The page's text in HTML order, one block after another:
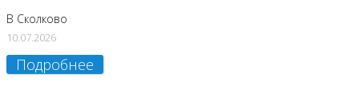
В Сколково
10.07.2026
Подробнее